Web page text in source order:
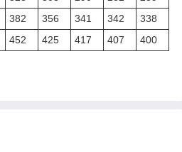
382 356 341 342
338
452 425 417 407 400